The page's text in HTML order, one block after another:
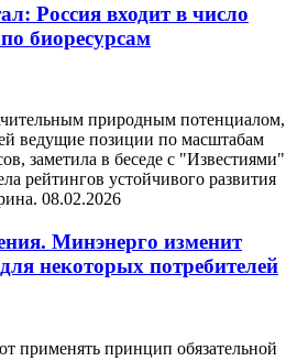
Россия входит в число
биоресурсам
природным потенциалом,
ведущие позиции по масштабам
заметила в беседе с "Известиями"
рейтингов устойчивого развития
08.02.2026
Минэнерго изменит
некоторых потребителей
применять принцип обязательной